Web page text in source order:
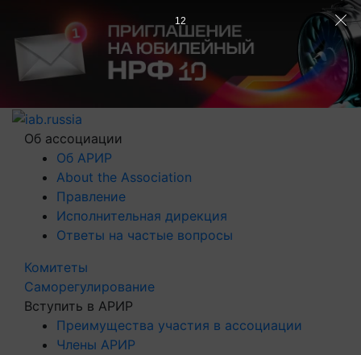
Об ассоциации
Об АРИР
About the Association
Правление
Исполнительная дирекция
Ответы на частые вопросы
Комитеты
Саморегулирование
Вступить в АРИР
Преимущества участия в ассоциации
Члены АРИР
12